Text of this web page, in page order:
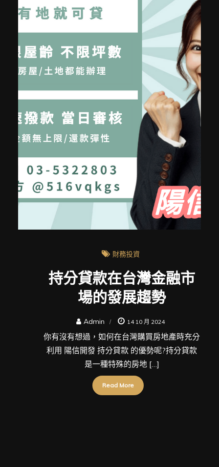
財務投資
持分貸款在台灣金融市
場的發展趨勢
Admin 14 10 月 2024
你有沒有想過，如何在台灣購買房地產時充分
利用 陽信開發 持分貸款 的優勢呢?持分貸款
是一種特殊的房地 […]
Read More